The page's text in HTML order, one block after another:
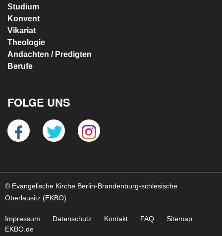
Studium
Konvent
Vikariat
Theologie
Andachten / Predigten
Berufe
FOLGE UNS
© Evangelische Kirche Berlin-Brandenburg-schlesische
Oberlausitz (EKBO)
Impressum Datenschutz Kontakt FAQ
Sitemap
EKBO.de